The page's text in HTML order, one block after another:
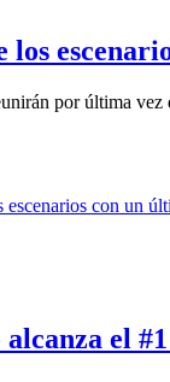
los
por última vez
el